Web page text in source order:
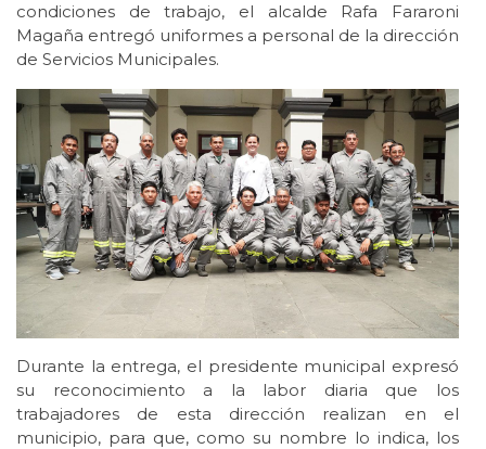
condiciones de trabajo, el alcalde Rafa Fararoni
Magaña entregó uniformes a personal de la dirección
de Servicios Municipales.
Durante la entrega, el presidente municipal expresó
su reconocimiento a la labor diaria que los
trabajadores de esta dirección realizan en el
municipio, para que, como su nombre lo indica, los